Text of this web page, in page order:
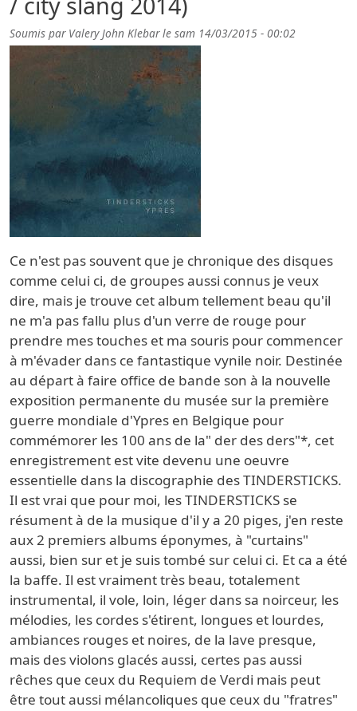
Soumis par Valery John Klebarle sam 14/03/2015 - 00:02
Ce n'est pas souvent que je chronique des disques
comme celui ci, de groupes aussi connus je veux
dire, mais je trouve cet album tellement beau qu'il
ne m'a pas fallu plus d'un verre de rouge pour
prendre mes touches et ma souris pour commencer
à m'évader dans ce fantastique vynile noir. Destinée
au départ à faire office de bande son à la nouvelle
exposition permanente du musée sur la première
guerre mondiale d'Ypres en Belgique pour
commémorer les 100 ans de la" der des ders"*, cet
enregistrement est vite devenu une oeuvre
essentielle dans la discographie des TINDERSTICKS.
Il est vrai que pour moi, les TINDERSTICKS se
résument à de la musique d'il y a 20 piges, j'en reste
aux 2 premiers albums éponymes, à "curtains"
aussi, bien sur et je suis tombé sur celui ci. Et ca a été
la baffe. Il est vraiment très beau, totalement
instrumental, il vole, loin, léger dans sa noirceur, les
mélodies, les cordes s'étirent, longues et lourdes,
ambiances rouges et noires, de la lave presque,
mais des violons glacés aussi, certes pas aussi
rêches que ceux du Requiem de Verdi mais peut
être tout aussi mélancoliques que ceux du "fratres"